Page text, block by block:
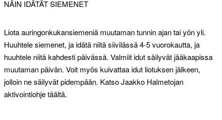
NÄIN IDÄTÄT SIEMENET
Liota auringonkukansiemeniä muutaman tunnin ajan tai yön yli.
Huuhtele siemenet, ja idätä niitä siivilässä 4-5 vuorokautta, ja
huuhtele niitä kahdesti päivässä. Valmiit idut säilyvät jääkaapissa
muutaman päivän. Voit myös kuivattaa idut liotuksen jälkeen,
jolloin ne säilyvät pidempään. Katso Jaakko Halmetojan
aktivointiohje täältä.